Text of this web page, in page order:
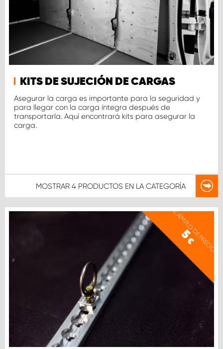
KITS DE SUJECIÓN DE CARGAS
Asegurar la carga es importante para la seguridad y
para llegar con la carga íntegra después de
transportarla. Aquí encontrará kits para asegurar la
carga.
MOSTRAR 4 PRODUCTOS EN LA CATEGORÍA
EJEMPLO DE PRECIO
5
€